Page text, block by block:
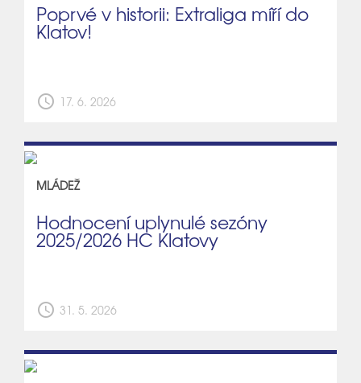
Poprvé v historii: Extraliga míří do
Klatov!
schedule 17. 6. 2026
MLÁDEŽ
Hodnocení uplynulé sezóny
2025/2026 HC Klatovy
schedule 31. 5. 2026